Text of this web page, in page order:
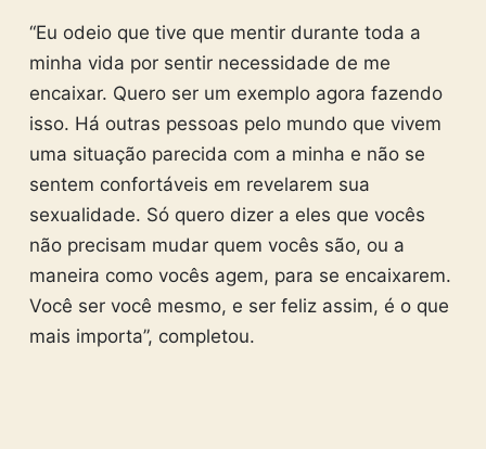
“Eu odeio que tive que mentir durante toda a
minha vida por sentir necessidade de me
encaixar. Quero ser um exemplo agora fazendo
isso. Há outras pessoas pelo mundo que vivem
uma situação parecida com a minha e não se
sentem confortáveis em revelarem sua
sexualidade. Só quero dizer a eles que vocês
não precisam mudar quem vocês são, ou a
maneira como vocês agem, para se encaixarem.
Você ser você mesmo, e ser feliz assim, é o que
mais importa”, completou.